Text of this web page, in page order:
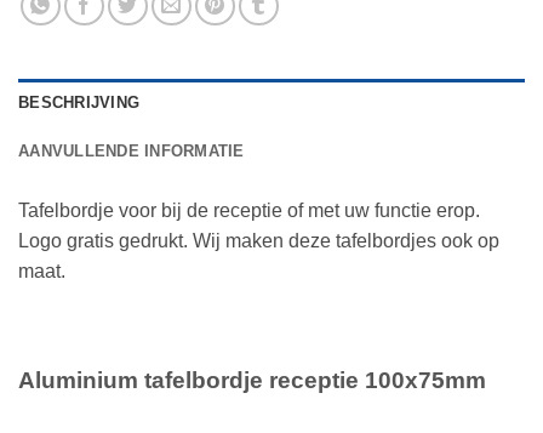
BESCHRIJVING
AANVULLENDE INFORMATIE
Tafelbordje voor bij de receptie of met uw functie erop.
Logo gratis gedrukt. Wij maken deze tafelbordjes ook op
maat.
Aluminium tafelbordje receptie 100x75mm